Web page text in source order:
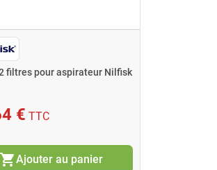
filtres pour aspirateur Nilfisk
€ TTC
shopping_cartAjouter au panier